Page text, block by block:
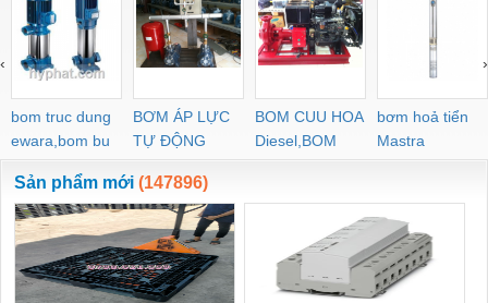
bom truc dung
ewara,bom bu
ewara
BƠM ÁP LỰC
TỰ ĐỘNG
BOM CUU HOA
Diesel,BOM
CHUA CHAY
bơm hoả tiển
Mastra
‹ ›
Sản phẩm mới (147896)